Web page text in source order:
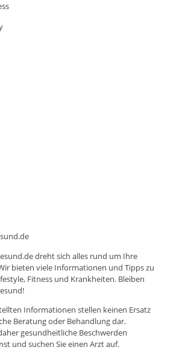
dreht sich alles rund um Ihre
bieten viele Informationen und Tipps zu
Fitness und Krankheiten. Bleiben
Informationen stellen keinen Ersatz
Beratung oder Behandlung dar.
gesundheitliche Beschwerden
und suchen Sie einen Arzt auf.